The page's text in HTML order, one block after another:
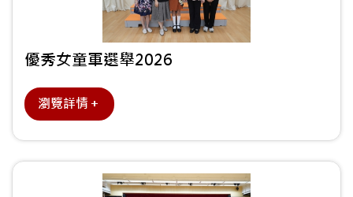
優秀女童軍選舉2026
瀏覽詳情＋